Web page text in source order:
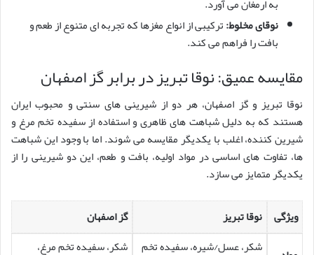
نوقای مخلوط:ترکیبی از انواع مغزها که تجربه ای متنوع از طعم و
بافت را فراهم می کند.
مقایسه عمیق: نوقا تبریز در برابر گز اصفهان
نوقا تبریز و گز اصفهان، هر دو از شیرینی های سنتی و محبوب ایران
هستند که به دلیل شباهت های ظاهری و استفاده از سفیده تخم مرغ و
شیرین کننده، اغلب با یکدیگر مقایسه می شوند. اما با وجود این شباهت
ها، تفاوت های اساسی در مواد اولیه، بافت و طعم، این دو شیرینی را از
یکدیگر متمایز می سازد.
ویژگی نوقا تبریز
گز اصفهان
شکر، عسل/شیره، سفیده تخم
شکر، سفیده تخم مرغ،